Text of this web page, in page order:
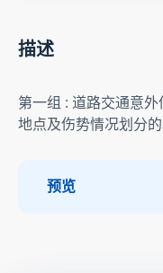
描述
第一组 : 道路交通意
地点及伤势情况划分
预览